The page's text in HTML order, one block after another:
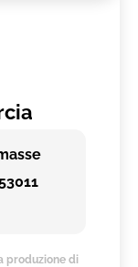
produzione di